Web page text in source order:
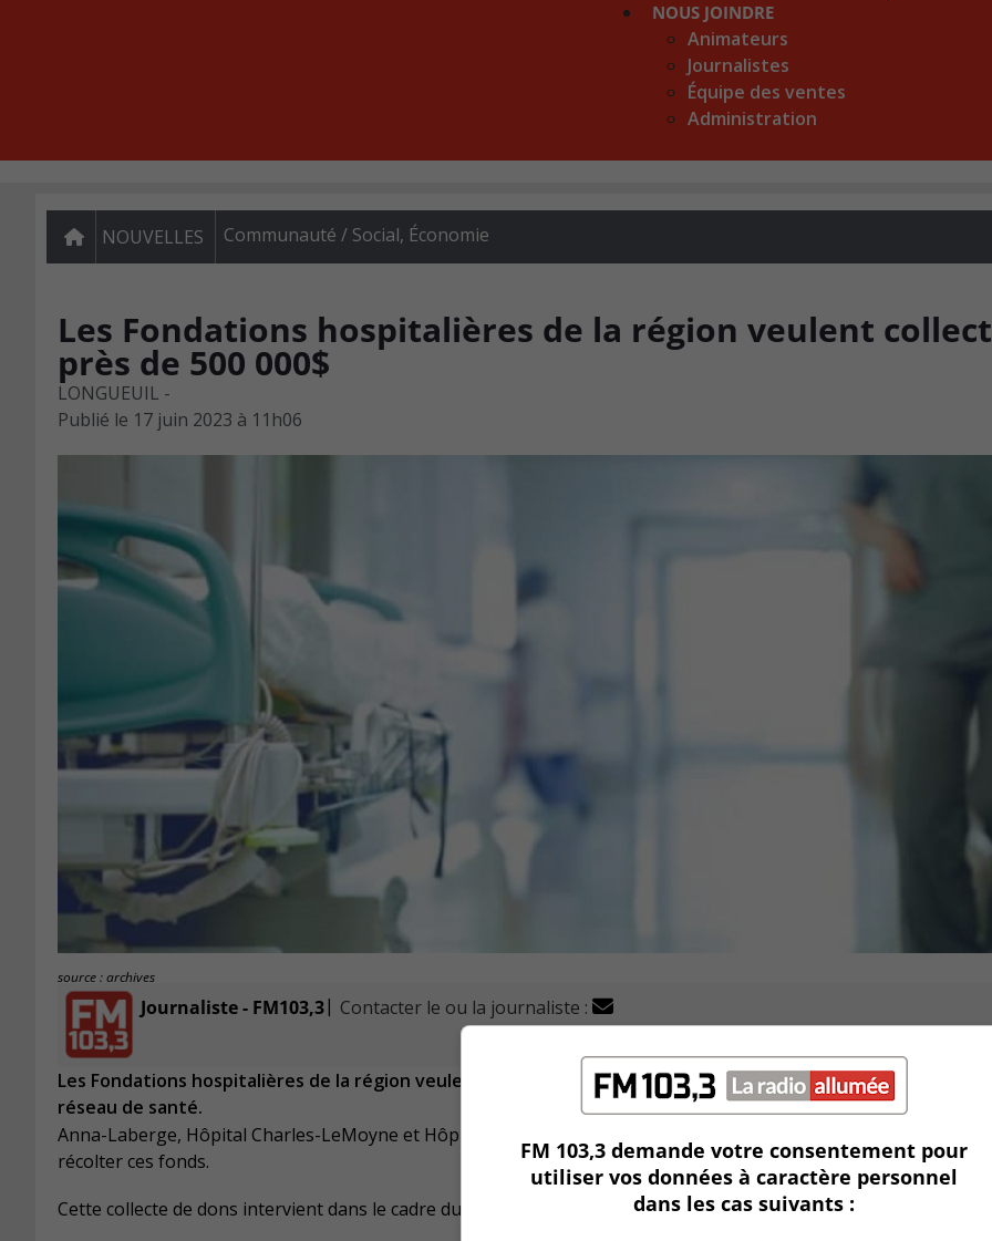
NOUS JOINDRE
Animateurs
Journalistes
Équipe des ventes
Administration
NOUVELLES Communauté / Social, Économie
Les Fondations hospitalières de la région veulent
près de 500 000$
LONGUEUIL -
Publié le 17 juin 2023 à 11h06
source : archives
Journaliste - FM103,3| Contacter le ou la journaliste :
Les Fondations hospitalières de la région veulent amasser près d’un demi-million de dollars pour améliorer le
réseau de santé.
Anna-Laberge, Hôpital Charles-LeMoyne et Hôpital Pierre-Boucher vont donc s’unir à nouveau cette année
récolter ces fonds.
Cette collecte de dons intervient dans le cadre du Défi des générations 2023.
FM 103,3 demande votre consentement pour
utiliser vos données à caractère personnel
dans les cas suivants :